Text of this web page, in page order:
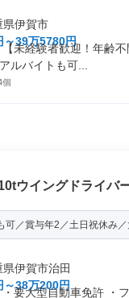
県伊賀市
～39万5780円
未経験者歓迎！年齢
ルバイトも可...
個
ウイングドライバ
可／賞与年2／土日祝休み
伊賀市治田
～38万200円
要大型自動車免許 ・